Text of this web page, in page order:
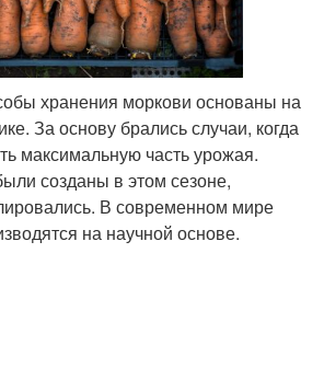
хранения моркови основаны на
За основу брались случаи, когда
максимальную часть урожая.
созданы в этом сезоне,
В современном мире
на научной основе.